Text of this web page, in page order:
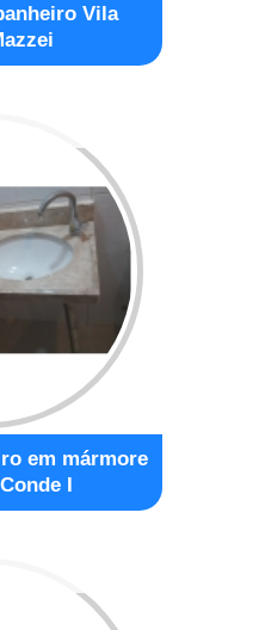
Vila
em mármore
I